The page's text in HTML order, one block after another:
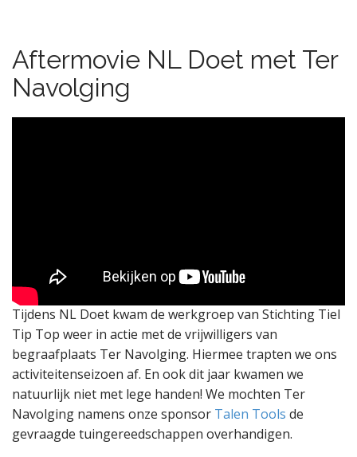
Aftermovie NL Doet met Ter
Navolging
Tijdens NL Doet kwam de werkgroep van Stichting Tiel
Tip Top weer in actie met de vrijwilligers van
begraafplaats Ter Navolging. Hiermee trapten we ons
activiteitenseizoen af. En ook dit jaar kwamen we
natuurlijk niet met lege handen! We mochten Ter
Navolging namens onze sponsor Talen Tools de
gevraagde tuingereedschappen overhandigen.